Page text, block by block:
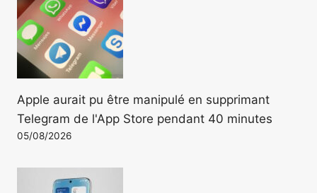
Apple aurait pu être manipulé en supprimant
Telegram de l'App Store pendant 40 minutes
05/08/2026